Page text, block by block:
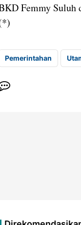
Femmy Suluh
Pemerintahan